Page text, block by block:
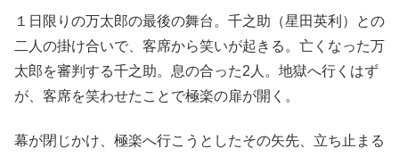
１日限りの万太郎の最後の舞台。千之助（星田英利）との
二人の掛け合いで、客席から笑いが起きる。亡くなった万
太郎を審判する千之助。息の合った2人。地獄へ行くはず
が、客席を笑わせたことで極楽の扉が開く。
幕が閉じかけ、極楽へ行こうとしたその矢先、立ち止まる